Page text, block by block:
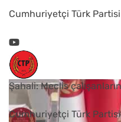
Cumhuriyetçi Türk Partisi
Şahali: Meclis
Cumhuriyetçi Türk